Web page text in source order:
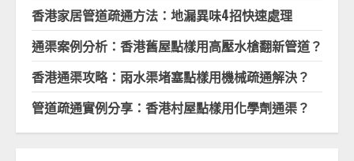
香港家居管道疏通方法：地漏異味4招快速處理
通渠案例分析：香港舊屋點樣用高壓水槍翻新管道？
香港通渠攻略：雨水渠堵塞點樣用機械疏通解決？
管道疏通實例分享：香港村屋點樣用化學劑通渠？